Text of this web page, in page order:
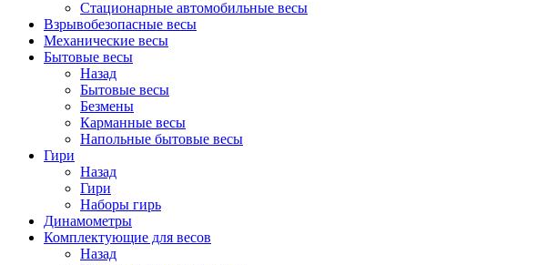
Стационарные автомобильные весы
Взрывобезопасные весы
Механические весы
Бытовые весы
Назад
Бытовые весы
Безмены
Карманные весы
Напольные бытовые весы
Гири
Назад
Гири
Наборы гирь
Динамометры
Комплектующие для весов
Назад